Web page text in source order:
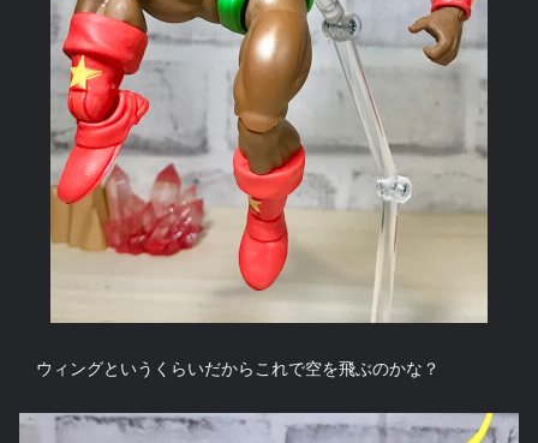
ウィングというくらいだからこれで空を飛ぶのかな？